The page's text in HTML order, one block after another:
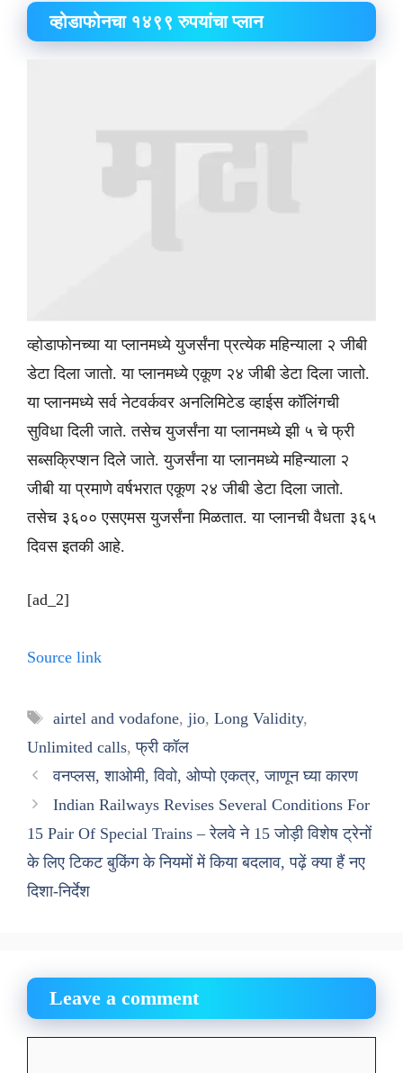
​व्होडाफोनचा १४९९ रुपयांचा प्लान
व्होडाफोनच्या या प्लानमध्ये युजर्संना प्रत्येक महिन्याला २ जीबी
डेटा दिला जातो. या प्लानमध्ये एकूण २४ जीबी डेटा दिला जातो.
या प्लानमध्ये सर्व नेटवर्कवर अनलिमिटेड व्हाईस कॉलिंगची
सुविधा दिली जाते. तसेच युजर्संना या प्लानमध्ये झी ५ चे फ्री
सब्सक्रिप्शन दिले जाते. युजर्संना या प्लानमध्ये महिन्याला २
जीबी या प्रमाणे वर्षभरात एकूण २४ जीबी डेटा दिला जातो.
तसेच ३६०० एसएमस युजर्संना मिळतात. या प्लानची वैधता ३६५
दिवस इतकी आहे.
[ad_2]
Source link
Tags
airtel and vodafone, jio, Long Validity,
Unlimited calls,फ्री कॉल
वनप्लस, शाओमी, विवो, ओप्पो एकत्र, जाणून घ्या कारण
Indian Railways Revises Several Conditions For
15 Pair Of Special Trains – रेलवे ने 15 जोड़ी विशेष ट्रेनों
के लिए टिकट बुकिंग के नियमों में किया बदलाव, पढ़ें क्या हैं नए
दिशा-निर्देश
Leave a comment